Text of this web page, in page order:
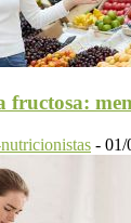
fructosa:
- 01/